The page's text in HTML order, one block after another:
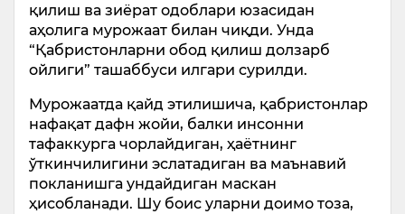
қилиш ва зиёрат одоблари юзасидан
аҳолига мурожаат билан чиқди. Унда
“Қабристонларни обод қилиш долзарб
ойлиги” ташаббуси илгари сурилди.
Мурожаатда қайд этилишича, қабристонлар
нафақат дафн жойи, балки инсонни
тафаккурга чорлайдиган, ҳаётнинг
ўткинчилигини эслатадиган ва маънавий
покланишга ундайдиган маскан
ҳисобланади. Шу боис уларни доимо тоза,